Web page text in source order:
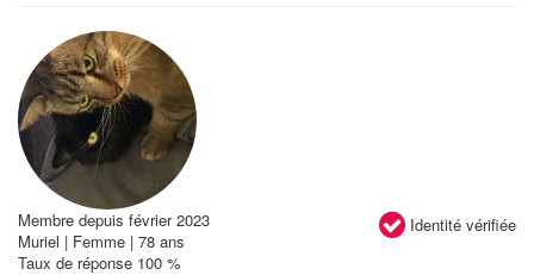
Identité vérifiée
Membre depuis février 2023
Muriel | Femme | 78 ans
Taux de réponse 100 %